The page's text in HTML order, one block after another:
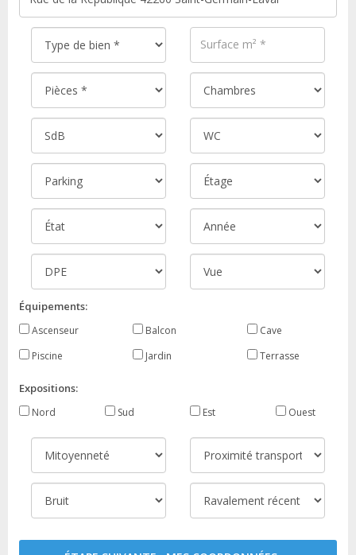
Équipements:
Ascenseur Balcon
Cave
Piscine
Jardin Terrasse
Expositions:
Nord Sud Est Ouest